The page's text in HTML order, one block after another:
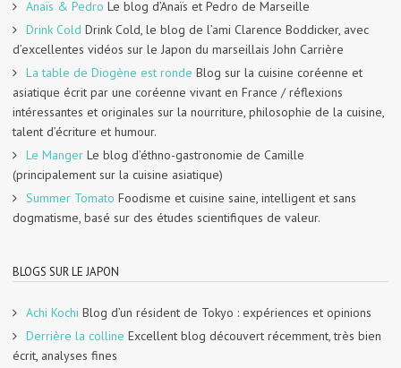
Anaïs & Pedro Le blog d’Anaïs et Pedro de Marseille
Drink Cold Drink Cold, le blog de l’ami Clarence Boddicker, avec
d’excellentes vidéos sur le Japon du marseillais John Carrière
La table de Diogène est ronde Blog sur la cuisine coréenne et
asiatique écrit par une coréenne vivant en France / réflexions
intéressantes et originales sur la nourriture, philosophie de la cuisine,
talent d’écriture et humour.
Le Manger Le blog d’éthno-gastronomie de Camille
(principalement sur la cuisine asiatique)
Summer Tomato Foodisme et cuisine saine, intelligent et sans
dogmatisme, basé sur des études scientifiques de valeur.
BLOGS SUR LE JAPON
Achi Kochi Blog d’un résident de Tokyo : expériences et opinions
Derrière la colline Excellent blog découvert récemment, très bien
écrit, analyses fines